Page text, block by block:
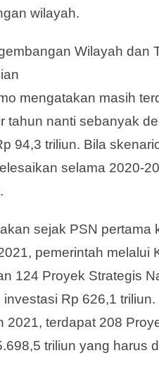
wilayah.
Wilayah dan
mengatakan masih
tahun nanti sebanyak
94,3 triliun. Bila
selama 2020-
sejak PSN
pemerintah melalui
124 Proyek Strategis
investasi Rp 626,1
2021, terdapat 208
triliun yang harus